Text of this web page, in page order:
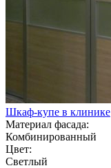
Шкаф-купе в клинике
Материал фасада:
Комбинированный
Цвет:
Светлый